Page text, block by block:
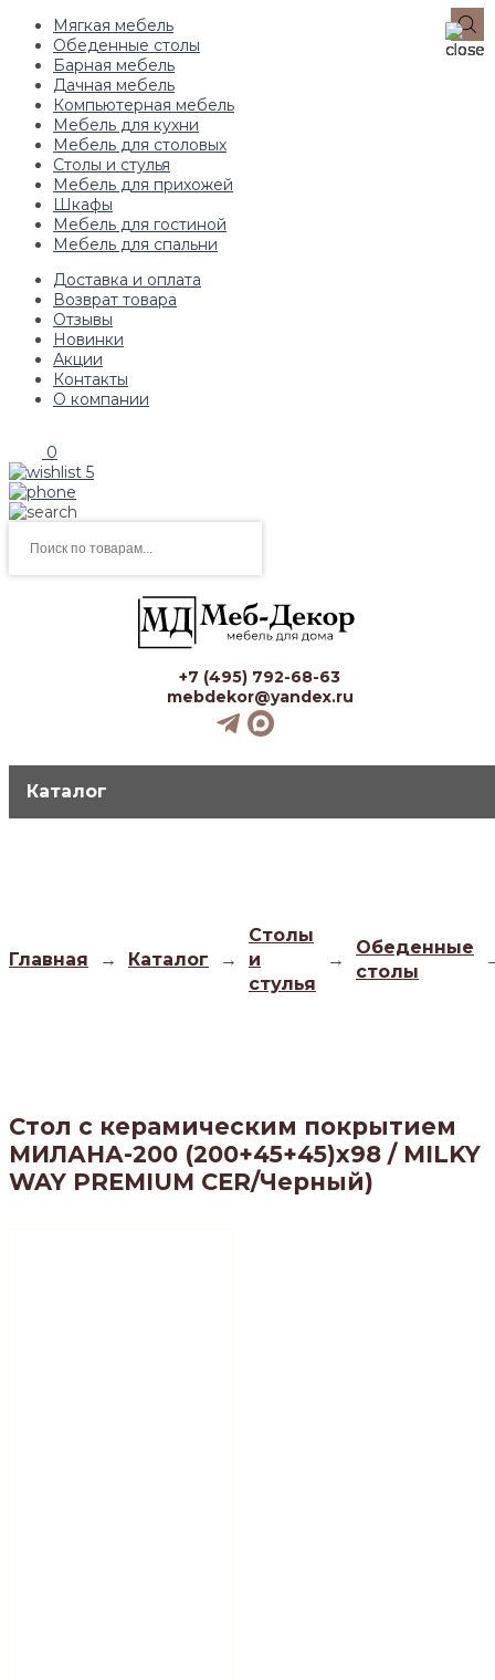
Мягкая мебель
Обеденные столы
Барная мебель
Дачная мебель
Компьютерная мебель
Мебель для кухни
Мебель для столовых
Столы и стулья
Мебель для прихожей
Шкафы
Мебель для гостиной
Мебель для спальни
Доставка и оплата
Возврат товара
Отзывы
Новинки
Акции
Контакты
О компании
0
5
товаров
+7 (495) 792-68-63
mebdekor@yandex.ru
Каталог
Главная → Каталог →
Столы
и
стулья
→
Обеденные
столы
Cтол с керамическим покрытием
МИЛАНА-200 (200+45+45)х98 / MILKY
WAY PREMIUM CER/Черный)